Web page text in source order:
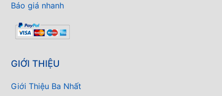
Báo giá nhanh
GIỚI THIỆU
Giới Thiệu Ba Nhất